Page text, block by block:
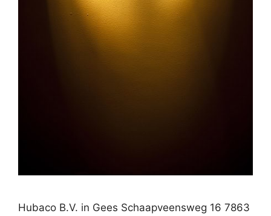
Hubaco B.V. in Gees Schaapveensweg 16 7863